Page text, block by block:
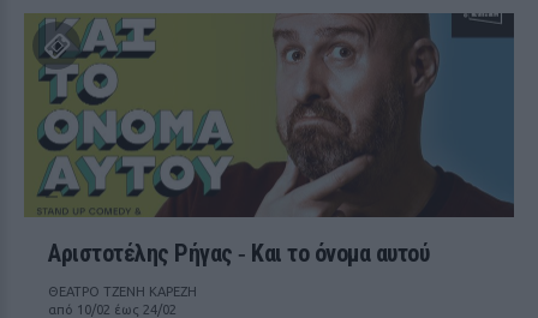
Αριστοτέλης Ρήγας ‑ Kαι το όνομα αυτού
ΘΕΑΤΡΟ ΤΖΕΝΗ ΚΑΡΕΖΗ
από 10/02 έως 24/02